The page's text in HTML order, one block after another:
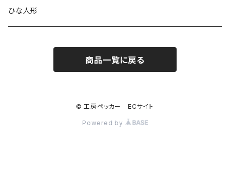
名刺サイズ
ワイド
ペーパーホルダー
ナンバープレートキーホルダー
ひな人形
商品一覧に戻る
© 工房ペッカー ECサイト
Powered by